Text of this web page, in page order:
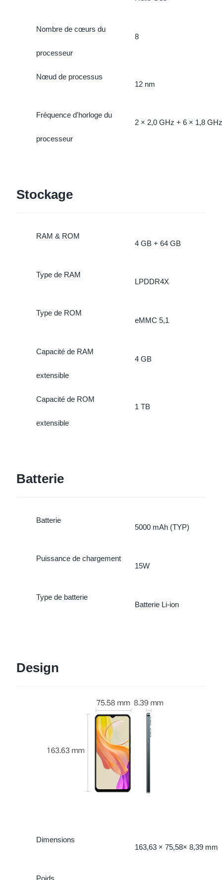
Nombre de cœurs du
processeur
8
Nœud de processus
12 nm
Fréquence d'horloge du
processeur
2 × 2,0 GHz + 6 × 1,8 GHz
Stockage
RAM & ROM
4 GB + 64 GB
Type de RAM
LPDDR4X
Type de ROM
eMMC 5,1
Capacité de RAM
extensible
4 GB
Capacité de ROM
extensible
1 TB
Batterie
Batterie
5000 mAh (TYP)
Puissance de chargement
15W
Type de batterie
Batterie Li-ion
Design
Dimensions
163,63 × 75,58× 8,39 mm